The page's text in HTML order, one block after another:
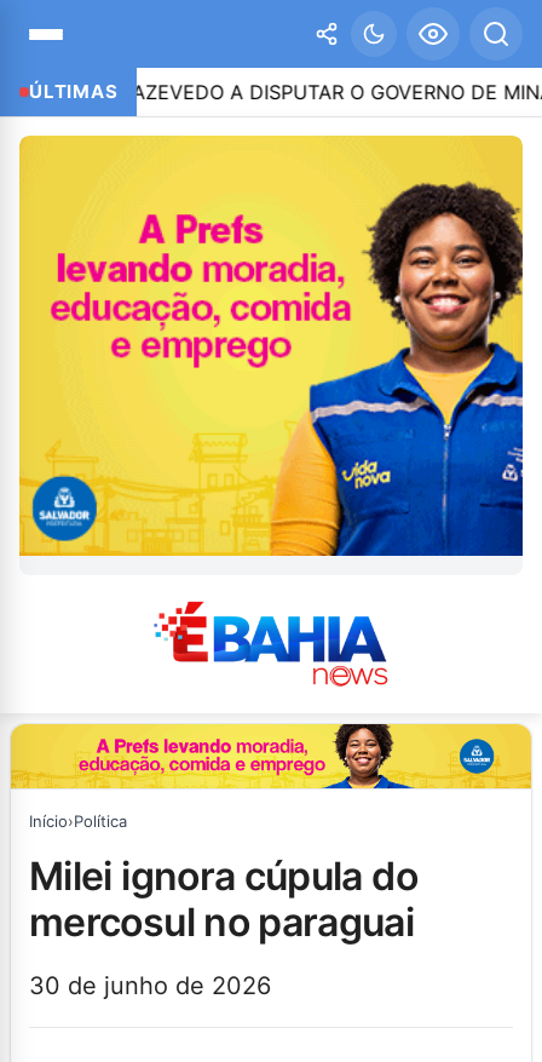
ÚLTIMASAZEVEDO A DISPUTAR O GOVERNO DE MINAS
Início›Política
milei ignora cúpula do
mercosul no paraguai
30 de junho de 2026